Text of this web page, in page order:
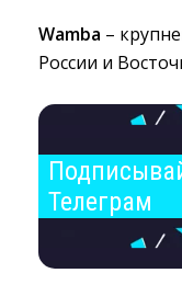
Wamba –
России и
Телеграм